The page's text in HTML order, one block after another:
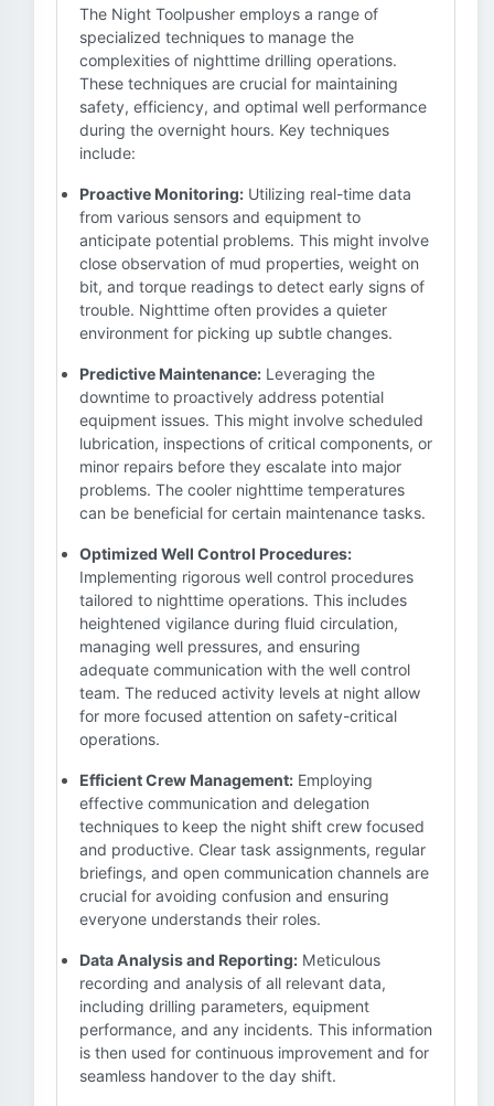
The Night Toolpusher employs a range of
specialized techniques to manage the
complexities of nighttime drilling operations.
These techniques are crucial for maintaining
safety, efficiency, and optimal well performance
during the overnight hours. Key techniques
include:
Proactive Monitoring: Utilizing real-time data
from various sensors and equipment to
anticipate potential problems. This might involve
close observation of mud properties, weight on
bit, and torque readings to detect early signs of
trouble. Nighttime often provides a quieter
environment for picking up subtle changes.
Predictive Maintenance: Leveraging the
downtime to proactively address potential
equipment issues. This might involve scheduled
lubrication, inspections of critical components, or
minor repairs before they escalate into major
problems. The cooler nighttime temperatures
can be beneficial for certain maintenance tasks.
Optimized Well Control Procedures:
Implementing rigorous well control procedures
tailored to nighttime operations. This includes
heightened vigilance during fluid circulation,
managing well pressures, and ensuring
adequate communication with the well control
team. The reduced activity levels at night allow
for more focused attention on safety-critical
operations.
Efficient Crew Management: Employing
effective communication and delegation
techniques to keep the night shift crew focused
and productive. Clear task assignments, regular
briefings, and open communication channels are
crucial for avoiding confusion and ensuring
everyone understands their roles.
Data Analysis and Reporting: Meticulous
recording and analysis of all relevant data,
including drilling parameters, equipment
performance, and any incidents. This information
is then used for continuous improvement and for
seamless handover to the day shift.